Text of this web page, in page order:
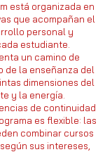
está organizada en
que acompañan el
personal y
estudiante.
un camino de
de la enseñanza del
dimensiones del
y la energía.
de continuidad
es flexible: las
combinar cursos
sus intereses,